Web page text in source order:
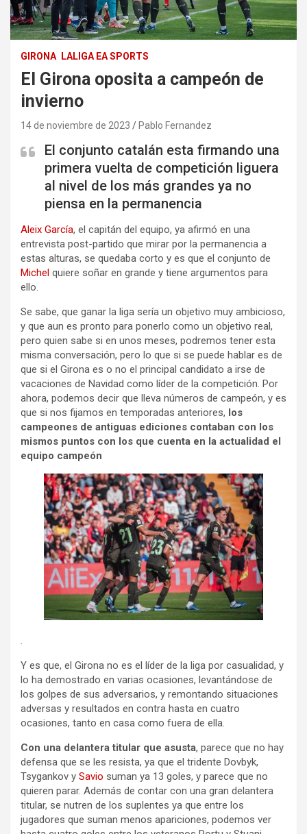
GIRONA LALIGA EA SPORTS
El Girona oposita a campeón de
invierno
14 de noviembre de 2023 Pablo Fernandez
El conjunto catalán esta firmando una
primera vuelta de competición liguera
al nivel de los más grandes ya no
piensa en la permanencia
Aleix García, el capitán del equipo, ya afirmó en una
entrevista post-partido que mirar por la permanencia a
estas alturas, se quedaba corto y es que el conjunto de
Michel quiere soñar en grande y tiene argumentos para
ello.
Se sabe, que ganar la liga sería un objetivo muy ambicioso,
y que aun es pronto para ponerlo como un objetivo real,
pero quien sabe si en unos meses, podremos tener esta
misma conversación, pero lo que si se puede hablar es de
que si el Girona es o no el principal candidato a irse de
vacaciones de Navidad como líder de la competición. Por
ahora, podemos decir que lleva números de campeón, y es
que si nos fijamos en temporadas anteriores, los
campeones de antiguas ediciones contaban con los
mismos puntos con los que cuenta en la actualidad el
equipo campeón
.
Y es que, el Girona no es el líder de la liga por casualidad, y
lo ha demostrado en varias ocasiones, levantándose de
los golpes de sus adversarios, y remontando situaciones
adversas y resultados en contra hasta en cuatro
ocasiones, tanto en casa como fuera de ella.
Con una delantera titular que asusta, parece que no hay
defensa que se les resista, ya que el tridente Dovbyk,
Tsygankov y Savio suman ya 13 goles, y parece que no
quieren parar. Además de contar con una gran delantera
titular, se nutren de los suplentes ya que entre los
jugadores que suman menos apariciones, podemos ver